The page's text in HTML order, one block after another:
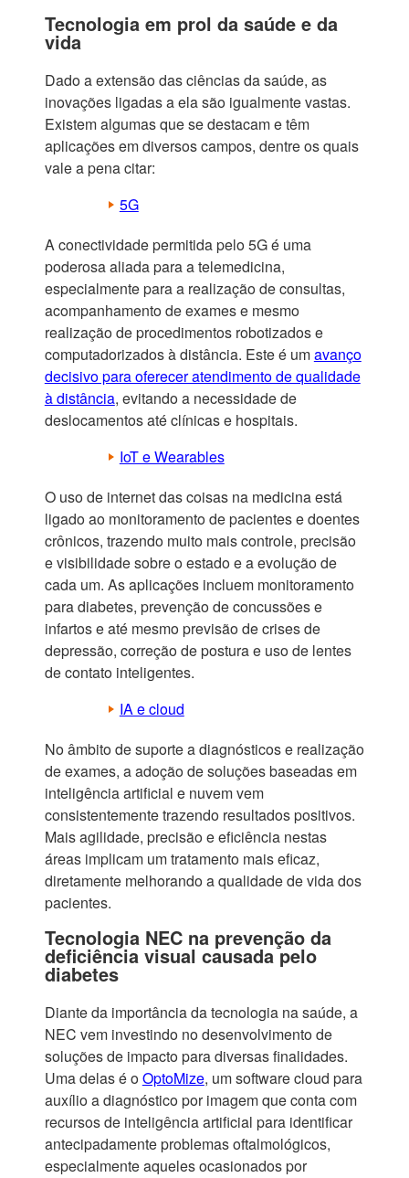
Tecnologia em prol da saúde e da
vida
Dado a extensão das ciências da saúde, as
inovações ligadas a ela são igualmente vastas.
Existem algumas que se destacam e têm
aplicações em diversos campos, dentre os quais
vale a pena citar:
5G
A conectividade permitida pelo 5G é uma
poderosa aliada para a telemedicina,
especialmente para a realização de consultas,
acompanhamento de exames e mesmo
realização de procedimentos robotizados e
computadorizados à distância. Este é umavanço
decisivo para oferecer atendimento de qualidade
à distância, evitando a necessidade de
deslocamentos até clínicas e hospitais.
IoT e Wearables
O uso de internet das coisas na medicina está
ligado ao monitoramento de pacientes e doentes
crônicos, trazendo muito mais controle, precisão
e visibilidade sobre o estado e a evolução de
cada um. As aplicações incluem monitoramento
para diabetes, prevenção de concussões e
infartos e até mesmo previsão de crises de
depressão, correção de postura e uso de lentes
de contato inteligentes.
IA e cloud
No âmbito de suporte a diagnósticos e realização
de exames, a adoção de soluções baseadas em
inteligência artificial e nuvem vem
consistentemente trazendo resultados positivos.
Mais agilidade, precisão e eficiência nestas
áreas implicam um tratamento mais eficaz,
diretamente melhorando a qualidade de vida dos
pacientes.
Tecnologia NEC na prevenção da
deficiência visual causada pelo
diabetes
Diante da importância da tecnologia na saúde, a
NEC vem investindo no desenvolvimento de
soluções de impacto para diversas finalidades.
Uma delas é oOptoMize, um software cloud para
auxílio a diagnóstico por imagem que conta com
recursos de inteligência artificial para identificar
antecipadamente problemas oftalmológicos,
especialmente aqueles ocasionados por